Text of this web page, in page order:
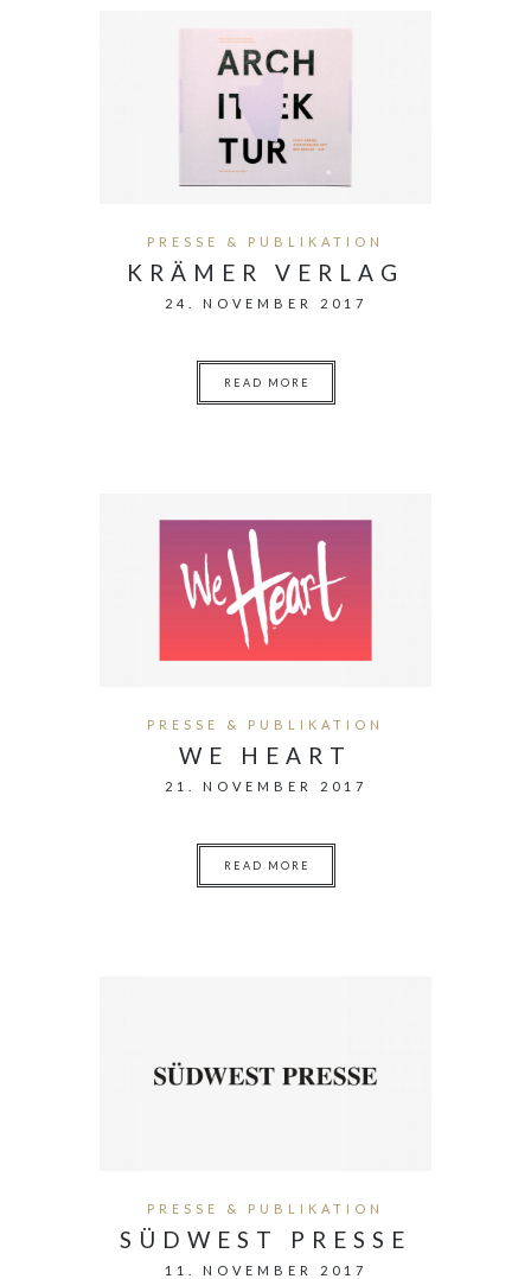
PRESSE & PUBLIKATION
KRÄMER VERLAG
24. NOVEMBER 2017
READ MORE
PRESSE & PUBLIKATION
WE HEART
21. NOVEMBER 2017
READ MORE
PRESSE & PUBLIKATION
SÜDWEST PRESSE
11. NOVEMBER 2017